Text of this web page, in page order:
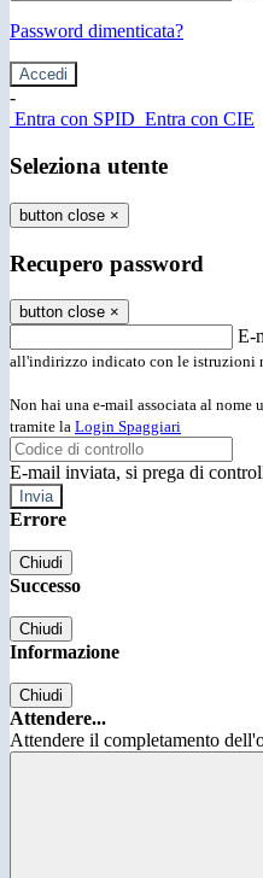
Password dimenticata?
-
Entra con SPID Entra con CIE
Seleziona utente
button close ×
Recupero password
button close ×
E-
all'indirizzo indicato con le istruzioni
Non hai una e-mail associata al nome
tramite la Login Spaggiari
E-mail inviata, si prega di
Errore
Chiudi
Successo
Chiudi
Informazione
Chiudi
Attendere...
Attendere il completamento